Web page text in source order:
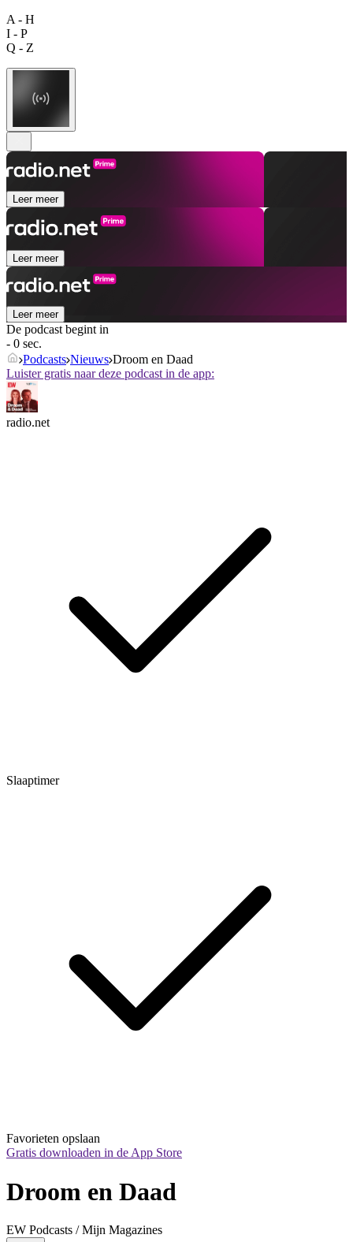
A - H
I - P
Q - Z
Leer meer
Leer meer
Leer meer
De podcast begint in
- 0 sec.
Podcasts Nieuws Droom en Daad
Luister gratis naar deze podcast in de app:
radio.net
Slaaptimer
Favorieten opslaan
Gratis downloaden in de App Store
Droom en Daad
EW Podcasts / Mijn Magazines